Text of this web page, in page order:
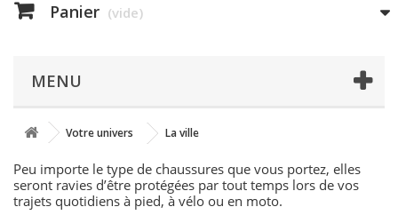
Panier (vide)
MENU
Votre univers La ville
Peu importe le type de chaussures que vous portez, elles
seront ravies d’être protégées par tout temps lors de vos
trajets quotidiens à pied, à vélo ou en moto.